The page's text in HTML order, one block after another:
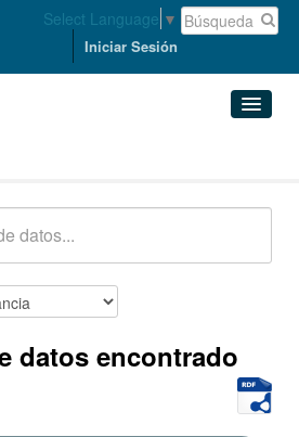
Select Language ▼
Iniciar Sesión
datos encontrado